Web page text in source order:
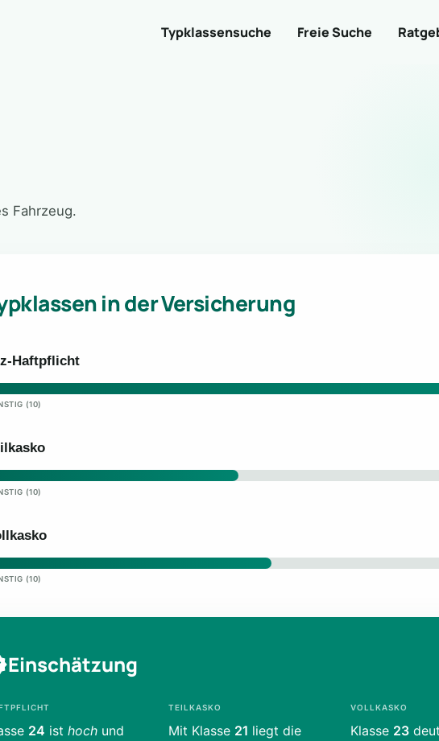
Typklassensuche Freie Suche
Fahrzeug.
in der Versicherung
Haftpflicht
(10)
(10)
(10)
Einschätzung
24 ist hoch und
TEILKASKO
Mit Klasse 21 liegt die
VOLLKASKO
Klasse 23